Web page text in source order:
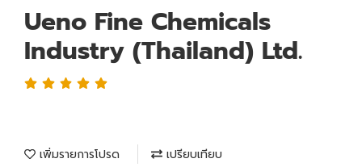
Ueno Fine Chemicals
Industry (Thailand) Ltd.
เพิ่มรายการโปรด เปรียบเทียบ